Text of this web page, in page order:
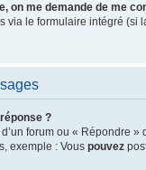
on me demande de me
via le formulaire intégré
?
forum ou « Répondre
exemple : Vous pouvez